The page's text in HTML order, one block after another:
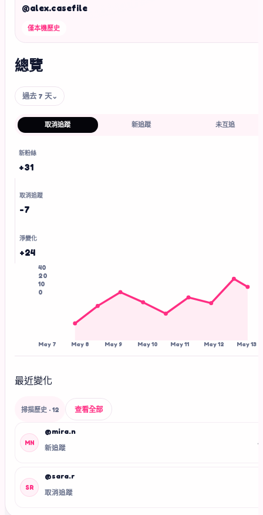
@alex.casefile
僅本機歷史
總覽
過去 7 天⌄
取消追蹤 新追蹤 未互追
新粉絲
+31
取消追蹤
-7
淨變化
+24
40
20
10
0
May 7 May 8 May 9 May 10 May 11 May 12 May 13
最近變化
掃描歷史· 12 查看全部
MN
@mira.n
新追蹤 +
SR
@sara.r
取消追蹤